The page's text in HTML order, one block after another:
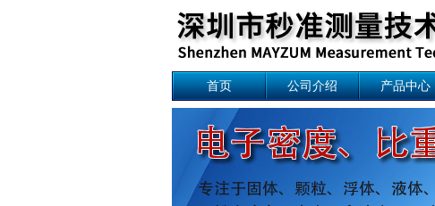
首页 公司介绍 产品中心